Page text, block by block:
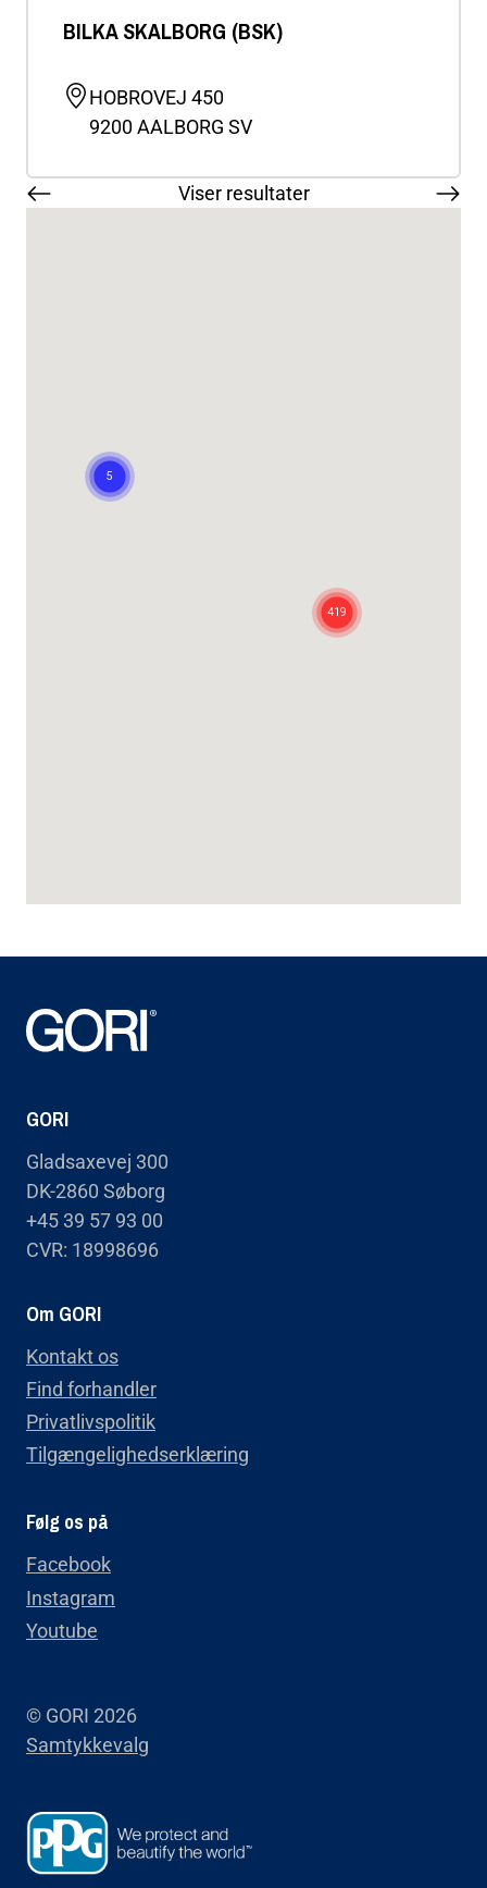
BILKA SKALBORG (BSK)
HOBROVEJ 450
9200AALBORG SV
Sideinddeling Viser resultater ›
GORI
Gladsaxevej 300
DK-2860 Søborg
+45 39 57 93 00
CVR: 18998696
Om GORI
Kontakt os
Find forhandler
Privatlivspolitik
Tilgængelighedserklæring
Følg os på
Facebook
Instagram
Youtube
© GORI 2026
Samtykkevalg